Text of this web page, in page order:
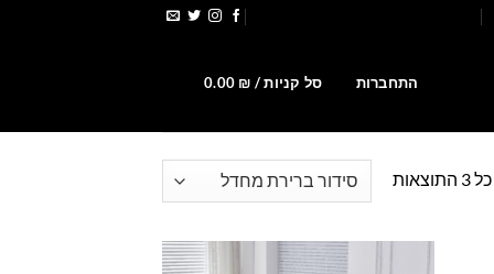
התחברות סל קניות / 0.00 ₪